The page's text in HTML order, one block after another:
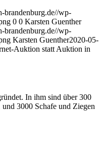
brandenburg.de//wp-
0 0 Karsten Guenther
brandenburg.de//wp-
Karsten Guenther2020-05-
Auktion statt Auktion in
In ihm sind über 300
3000 Schafe und Ziegen